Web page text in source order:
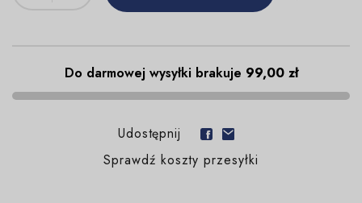
Do darmowej wysyłki brakuje 99,00 zł
Udostępnij
Sprawdź koszty przesyłki